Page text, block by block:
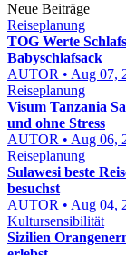
Neue Beiträge
Reiseplanung
TOG Werte
Babyschlafsack
AUTOR • Aug 07,
Reiseplanung
Visum Tanzania
und ohne Stress
AUTOR • Aug 06,
Reiseplanung
Sulawesi beste
besuchst
AUTOR • Aug 04,
Kultursensibilität
Sizilien